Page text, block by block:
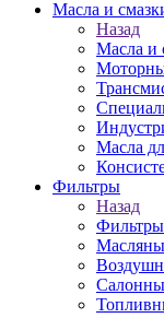
Масла и
Назад
Масла и
Масла
Фильтры
Назад
Фильтры